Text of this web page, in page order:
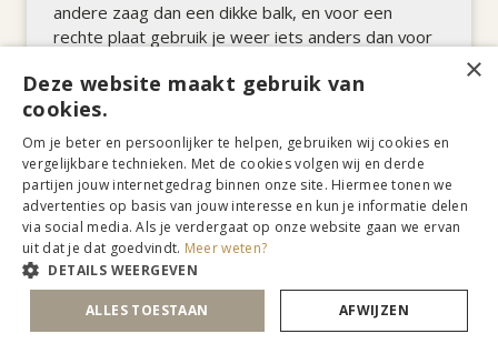
andere zaag dan een dikke balk, en voor een
rechte plaat gebruik je weer iets anders dan voor
ONTDEK MEER »
×
Deze website maakt gebruik van
cookies.
Om je beter en persoonlijker te helpen, gebruiken wij cookies en
vergelijkbare technieken. Met de cookies volgen wij en derde
partijen jouw internetgedrag binnen onze site. Hiermee tonen we
advertenties op basis van jouw interesse en kun je informatie delen
via social media. Als je verdergaat op onze website gaan we ervan
uit dat je dat goedvindt. Meer weten?
DETAILS WEERGEVEN
ALLES TOESTAAN AFWIJZEN